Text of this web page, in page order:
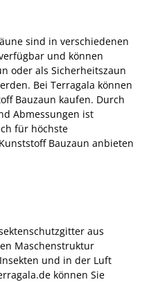
sind in verschiedenen
und können
oder als Sicherheitszaun
Bei Terragala können
Bauzaun kaufen. Durch
Abmessungen ist
für höchste
Bauzaun anbieten
aus
Maschenstruktur
und in der Luft
können Sie